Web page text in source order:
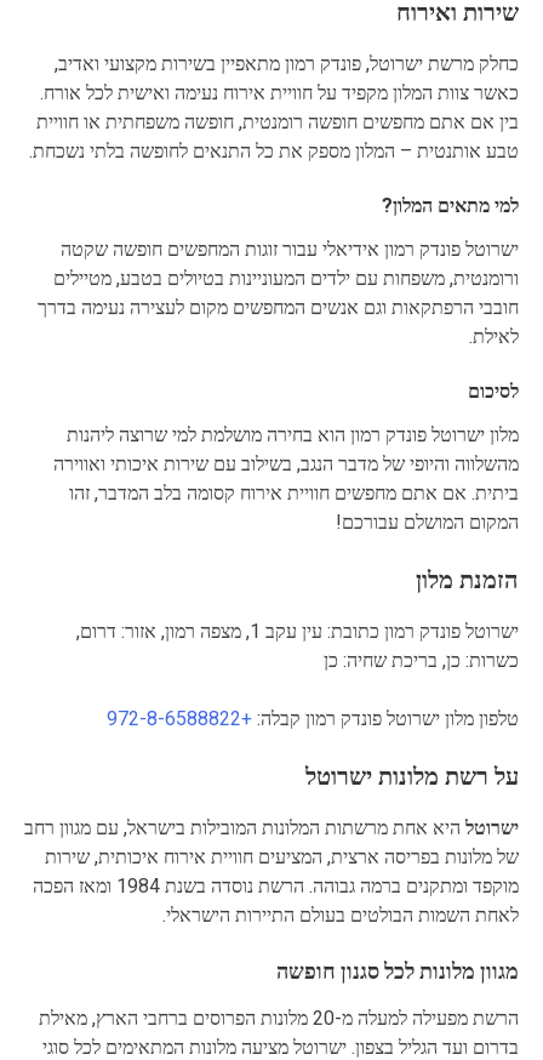
שירות ואירוח
כחלק מרשת ישרוטל, פונדק רמון מתאפיין בשירות מקצועי ואדיב,
כאשר צוות המלון מקפיד על חוויית אירוח נעימה ואישית לכל אורח.
בין אם אתם מחפשים חופשה רומנטית, חופשה משפחתית או חוויית
טבע אותנטית – המלון מספק את כל התנאים לחופשה בלתי נשכחת.
למי מתאים המלון?
ישרוטל פונדק רמון אידיאלי עבור זוגות המחפשים חופשה שקטה
ורומנטית, משפחות עם ילדים המעוניינות בטיולים בטבע, מטיילים
חובבי הרפתקאות וגם אנשים המחפשים מקום לעצירה נעימה בדרך
לאילת.
לסיכום
מלון ישרוטל פונדק רמון הוא בחירה מושלמת למי שרוצה ליהנות
מהשלווה והיופי של מדבר הנגב, בשילוב עם שירות איכותי ואווירה
ביתית. אם אתם מחפשים חוויית אירוח קסומה בלב המדבר, זהו
המקום המושלם עבורכם!
הזמנת מלון
ישרוטל פונדק רמון כתובת: עין עקב 1, מצפה רמון, אזור: דרום,
כשרות: כן, בריכת שחיה: כן
טלפון מלון ישרוטל פונדק רמון קבלה: +972-8-6588822
על רשת מלונות ישרוטל
ישרוטל היא אחת מרשתות המלונות המובילות בישראל, עם מגוון רחב
של מלונות בפריסה ארצית, המציעים חוויית אירוח איכותית, שירות
מוקפד ומתקנים ברמה גבוהה. הרשת נוסדה בשנת 1984 ומאז הפכה
לאחת השמות הבולטים בעולם התיירות הישראלי.
מגוון מלונות לכל סגנון חופשה
הרשת מפעילה למעלה מ-20 מלונות הפרוסים ברחבי הארץ, מאילת
בדרום ועד הגליל בצפון. ישרוטל מציעה מלונות המתאימים לכל סוגי